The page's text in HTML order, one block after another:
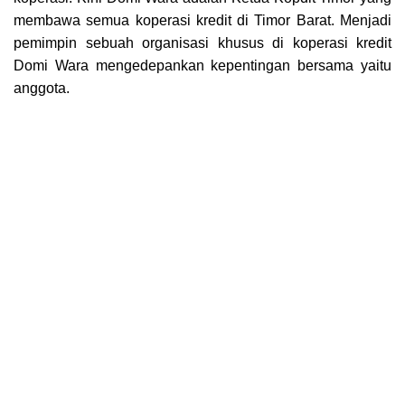
membawa semua koperasi kredit di Timor Barat. Menjadi
pemimpin sebuah organisasi khusus di koperasi kredit
Domi Wara mengedepankan kepentingan bersama yaitu
anggota.